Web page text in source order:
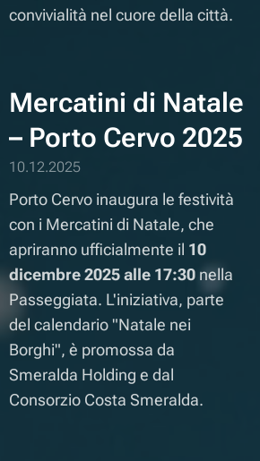
convivialità nel cuore della città.
Mercatini di Natale
– Porto Cervo 2025
10.12.2025
Porto Cervo inaugura le festività
con i Mercatini di Natale, che
apriranno ufficialmente il 10
dicembre 2025 alle 17:30 nella
Passeggiata. L'iniziativa, parte
del calendario "Natale nei
Borghi", è promossa da
Smeralda Holding e dal
Consorzio Costa Smeralda.